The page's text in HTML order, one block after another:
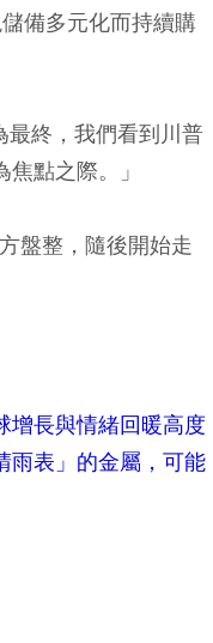
備多元化而持續購
終，我們看到川普
點之際。」
盤整，隨後開始走
增長與情緒回暖高度
雨表」的金屬，可能